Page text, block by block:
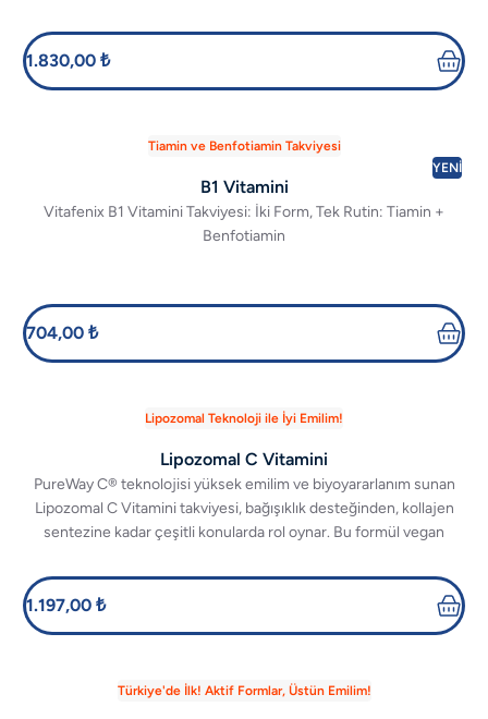
1.830,00 ₺
YENİ
Tiamin ve Benfotiamin Takviyesi
B1 Vitamini
Vitafenix B1 Vitamini Takviyesi: İki Form, Tek Rutin: Tiamin +
Benfotiamin
704,00 ₺
Lipozomal Teknoloji ile İyi Emilim!
Lipozomal C Vitamini
PureWay C® teknolojisi yüksek emilim ve biyoyararlanım sunan
Lipozomal C Vitamini takviyesi, bağışıklık desteğinden, kollajen
sentezine kadar çeşitli konularda rol oynar. Bu formül vegan
1.197,00 ₺
Türkiye'de İlk! Aktif Formlar, Üstün Emilim!